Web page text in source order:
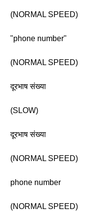
(NORMAL SPEED)
"phone number"
(NORMAL SPEED)
दूरभाष संख्या
(SLOW)
दूरभाष संख्या
(NORMAL SPEED)
phone number
(NORMAL SPEED)